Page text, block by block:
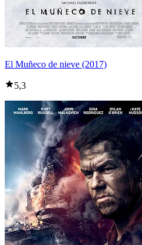
El Muñeco de nieve (2017)
5,3